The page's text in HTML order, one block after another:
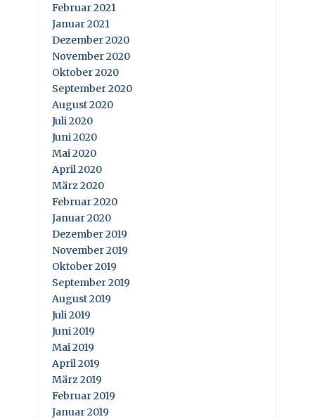
Februar 2021
Januar 2021
Dezember 2020
November 2020
Oktober 2020
September 2020
August 2020
Juli 2020
Juni 2020
Mai 2020
April 2020
März 2020
Februar 2020
Januar 2020
Dezember 2019
November 2019
Oktober 2019
September 2019
August 2019
Juli 2019
Juni 2019
Mai 2019
April 2019
März 2019
Februar 2019
Januar 2019